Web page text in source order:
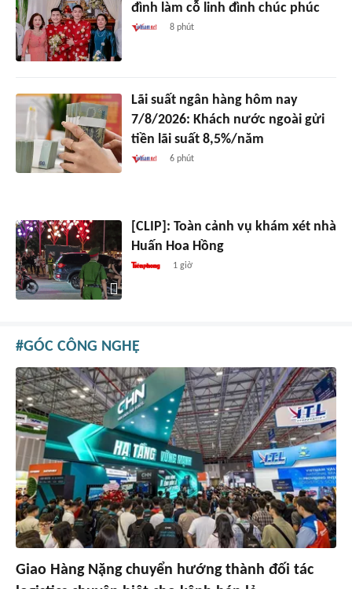
đình làm cỗ linh đình chúc phúc
8 phút
Lãi suất ngân hàng hôm nay
7/8/2026: Khách nước ngoài gửi
tiền lãi suất 8,5%/năm
6 phút
[CLIP]: Toàn cảnh vụ khám xét nhà
Huấn Hoa Hồng
1 giờ
GÓC CÔNG NGHỆ
Giao Hàng Nặng chuyển hướng thành đối tác